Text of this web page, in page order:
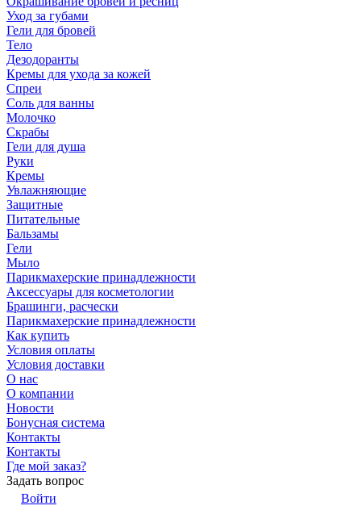
Уход за губами
Гели для бровей
Тело
Дезодоранты
Кремы для ухода за кожей
Спреи
Соль для ванны
Молочко
Скрабы
Гели для душа
Руки
Кремы
Увлажняющие
Защитные
Питательные
Бальзамы
Гели
Мыло
Парикмахерские принадлежности
Аксессуары для косметологии
Брашинги, расчески
Парикмахерские принадлежности
Как купить
Условия оплаты
Условия доставки
О нас
О компании
Новости
Бонусная система
Контакты
Контакты
Где мой заказ?
Задать вопрос
Войти